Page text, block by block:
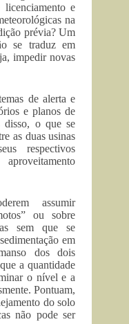
licenciamento e
na
prévia? Um
se traduz em
impedir novas
de alerta e
e planos de
disso, o que se
as duas usinas
respectivos
assumir
ou sobre
sem que se
em
dos dois
a quantidade
o nível e a
Pontuam,
do solo
não pode ser